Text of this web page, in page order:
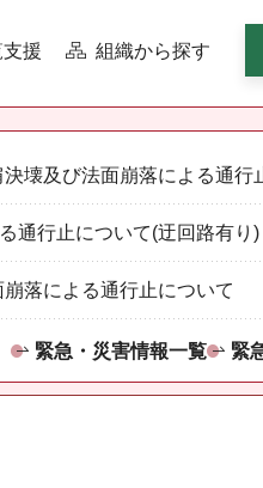
援 組織から探す
壊及び法面崩落による通行
通行止について(迂回路有り)
落による通行止について
緊急・災害情報一覧 緊